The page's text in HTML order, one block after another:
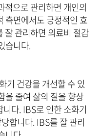
으로 관리하면 개인의
측면에서도 긍정적인 효
잘 관리하면 의료비 절감
습니다.
기 건강을 개선할 수 있
을 줄여 삶의 질을 향상
다. IBS로 인한 소화기
합니다. IBS를 잘 관리